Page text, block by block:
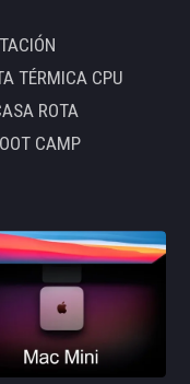
TÉRMICA CPU
ROTA
CAMP